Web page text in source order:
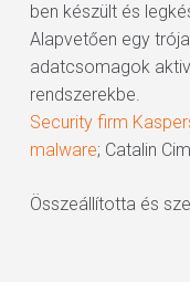
ben készült és
Alapvetően egy
adatcsomagok
rendszerekbe.
Security firm
malware; Catalin
Összeállította és